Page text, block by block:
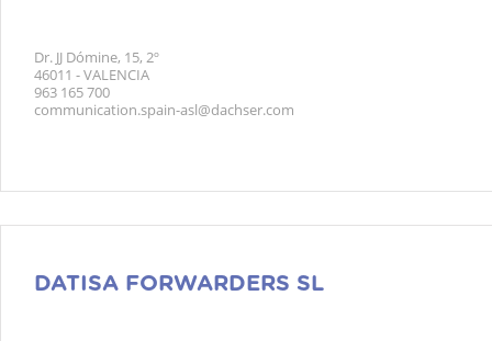
Dr. JJ Dómine, 15, 2º
46011 - VALENCIA
963 165 700
communication.spain-asl@dachser.com
DATISA FORWARDERS SL